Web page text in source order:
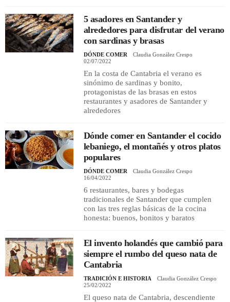
5 asadores en Santander y
alrededores para disfrutar del verano
con sardinas y brasas
DÓNDE COMER
Claudia González Crespo
02/07/2022
En la costa de Cantabria el verano es
sinónimo de sardinas y bonito,
protagonistas de las brasas en estos
restaurantes y asadores de Santander y
alrededores
Dónde comer en Santander el cocido
lebaniego, el montañés y otros platos
populares
DÓNDE COMER
Claudia González Crespo
16/04/2022
6 restaurantes, bares y bodegas
tradicionales de Santander que cumplen
con las tres reglas básicas de la cocina
honesta: buenos, bonitos y baratos
El invento holandés que cambió para
siempre el rumbo del queso nata de
Cantabria
TRADICIÓN E HISTORIA
Claudia González Crespo
25/02/2022
El queso nata de Cantabria, descendiente